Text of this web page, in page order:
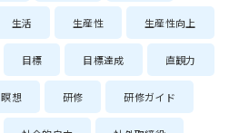
生活 生産性 生産性向上
目標 目標達成 直観力
瞑想 研修 研修ガイド